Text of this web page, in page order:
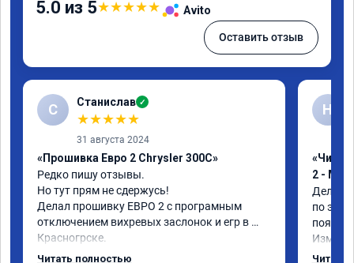
5.0 из 5★★★★★ Avito
Оставить отзыв
С Станислав ✓
★★★★★
31 августа 2024
«Прошивка Евро 2 Chrysler 300C»
Редко пишу отзывы.
Но тут прям не сдержусь!
Делал прошивку ЕВРО 2 с програмным
отключением вихревых заслонок и егр в
Красногрске.
Все прошло отлично,расход топлива
Читать полностью
Н
«Чип
2 -
Делал
по
потом
Читать